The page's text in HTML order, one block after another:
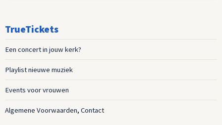
TrueTickets
Een concert in jouw kerk?
Playlist nieuwe muziek
Events voor vrouwen
Algemene Voorwaarden, Contact